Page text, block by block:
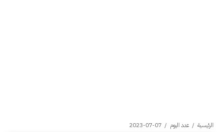
الرئيسية / عدد اليوم /
2023-07-07